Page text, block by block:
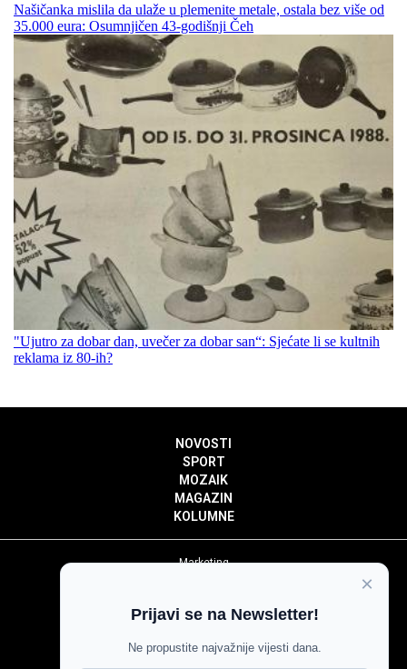
Našičanka mislila da ulaže u plemenite metale, ostala bez više od
35.000 eura: Osumnjičen 43-godišnji Čeh
"Ujutro za dobar dan, uvečer za dobar san“: Sjećate li se kultnih
reklama iz 80-ih?
NOVOSTI
SPORT
MOZAIK
MAGAZIN
KOLUMNE
Marketing
Impressum
Pravila komentiranja
×
Prijavi se na Newsletter!
Ne propustite najvažnije vijesti dana.